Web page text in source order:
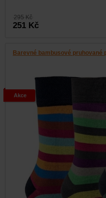
295 Kč
251 Kč
Barevné bambusové pruhované
Akce